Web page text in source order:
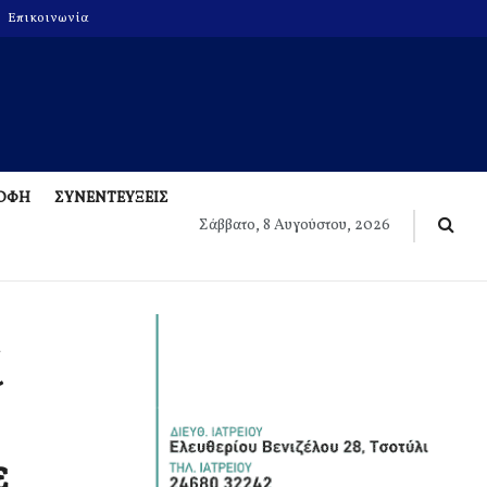
Επικοινωνία
ΣΥΝΕΝΤΕΥΞΕΙΣ
Σάββατο, 8 Αυγούστου, 2026